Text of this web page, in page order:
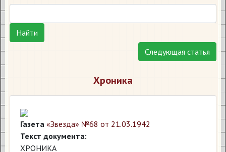
Найти
Следующая статья
Хроника
Газета «Звезда» №68 от 21.03.1942
Текст документа:
ХРОНИКА